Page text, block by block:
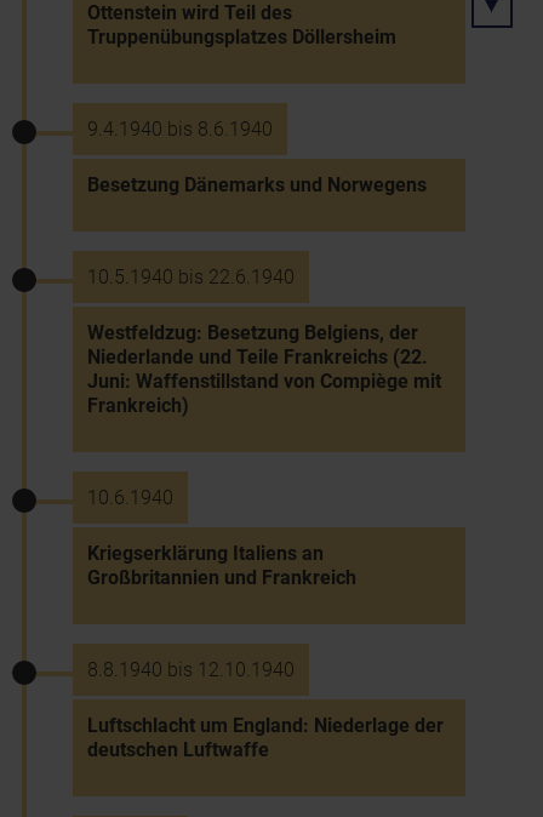
Ottenstein wird Teil des
Truppenübungsplatzes Döllersheim
9.4.1940 bis 8.6.1940
Besetzung Dänemarks und Norwegens
10.5.1940 bis 22.6.1940
Westfeldzug: Besetzung Belgiens, der
Niederlande und Teile Frankreichs (22.
Juni: Waffenstillstand von Compiège mit
Frankreich)
10.6.1940
Kriegserklärung Italiens an
Großbritannien und Frankreich
8.8.1940 bis 12.10.1940
Luftschlacht um England: Niederlage der
deutschen Luftwaffe